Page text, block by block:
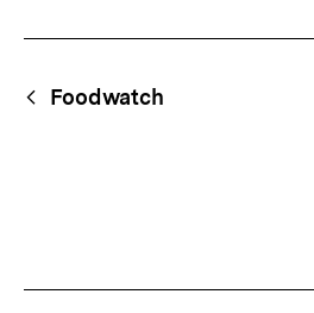
Content-
Navigation
Foodwatch